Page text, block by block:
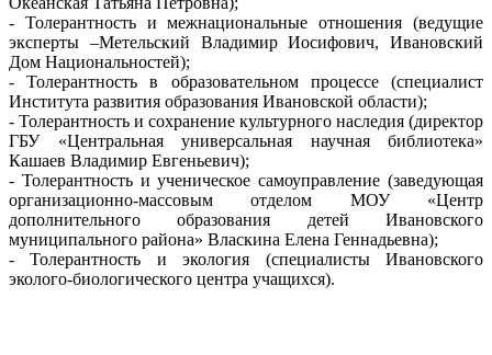
- Толерантностьимежнациональные отношения (ведущие
эксперты –Метельский Владимир Иосифович, Ивановский
Дом Национальностей);
-Толерантность в образовательном процессе(специалист
Института развития образования Ивановской области);
- Толерантность и сохранение культурного наследия (директор
ГБУ «Центральная универсальная научная библиотека»
Кашаев Владимир Евгеньевич);
- Толерантностьиученическое самоуправление (заведующая
организационно-массовым
отделом МОУ «Центр
дополнительного
образования детей
Ивановского
муниципального района» Власкина Елена Геннадьевна);
-Толерантность иэкология (специалисты
Ивановского
эколого-биологического центра учащихся).